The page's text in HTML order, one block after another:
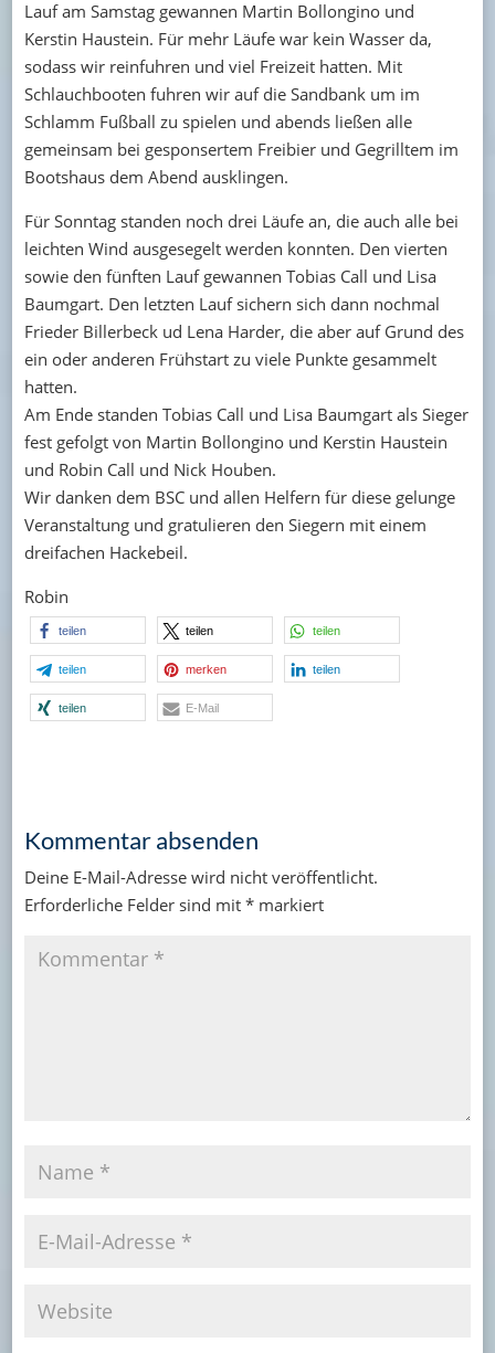
Lauf am Samstag gewannen Martin Bollongino und
Kerstin Haustein. Für mehr Läufe war kein Wasser da,
sodass wir reinfuhren und viel Freizeit hatten. Mit
Schlauchbooten fuhren wir auf die Sandbank um im
Schlamm Fußball zu spielen und abends ließen alle
gemeinsam bei gesponsertem Freibier und Gegrilltem im
Bootshaus dem Abend ausklingen.
Für Sonntag standen noch drei Läufe an, die auch alle bei
leichten Wind ausgesegelt werden konnten. Den vierten
sowie den fünften Lauf gewannen Tobias Call und Lisa
Baumgart. Den letzten Lauf sichern sich dann nochmal
Frieder Billerbeck ud Lena Harder, die aber auf Grund des
ein oder anderen Frühstart zu viele Punkte gesammelt
hatten.
Am Ende standen Tobias Call und Lisa Baumgart als Sieger
fest gefolgt von Martin Bollongino und Kerstin Haustein
und Robin Call und Nick Houben.
Wir danken dem BSC und allen Helfern für diese gelunge
Veranstaltung und gratulieren den Siegern mit einem
dreifachen Hackebeil.
Robin
teilen teilen teilen
teilen merken teilen
teilen E-Mail
Kommentar absenden
Deine E-Mail-Adresse wird nicht veröffentlicht.
Erforderliche Felder sind mit *markiert